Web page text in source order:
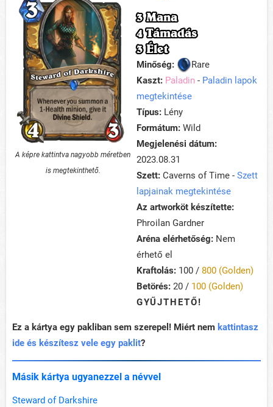
A képre kattintva nagyobb méretben
is megtekinthető.
3 Mana
4 Támadás
3 Élet
Minőség:
Rare
Kaszt: Paladin - Paladin lapok
megtekintése
Típus: Lény
Formátum: Wild
Megjelenési dátum:
2023.08.31
Szett: Caverns of Time - Szett
lapjainak megtekintése
Az artworköt készítette:
Phroilan Gardner
Aréna elérhetőség: Nem
érhető el
Kraftolás: 100 / 800 (Golden)
Betörés: 20 / 100 (Golden)
GYŰJTHETŐ!
Ez a kártya egy pakliban sem szerepel! Miért nem kattintasz
ide és készítesz vele egy paklit?
Másik kártya ugyanezzel a névvel
Steward of Darkshire